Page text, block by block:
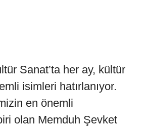
Sanat’ta her ay, kültür
isimleri hatırlanıyor.
en önemli
olan Memduh Şevket